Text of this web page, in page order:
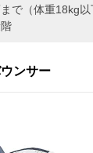
で（体重18kg以
ンサー